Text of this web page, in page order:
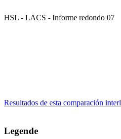
HSL - LACS - Informe redondo 07
Resultados de esta comparación
Legende